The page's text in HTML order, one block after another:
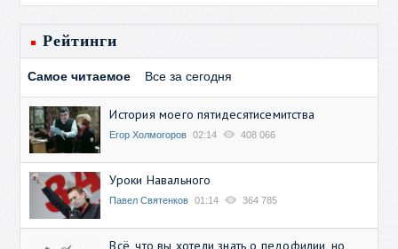
Рейтинги
Самое читаемое Все за сегодня
История моего пятидесятисемитства
Егор Холмогоров 02:14 408 066
Уроки Навального
Павел Святенков 01:14 364 785
Всё, что вы хотели знать о педофилии, но